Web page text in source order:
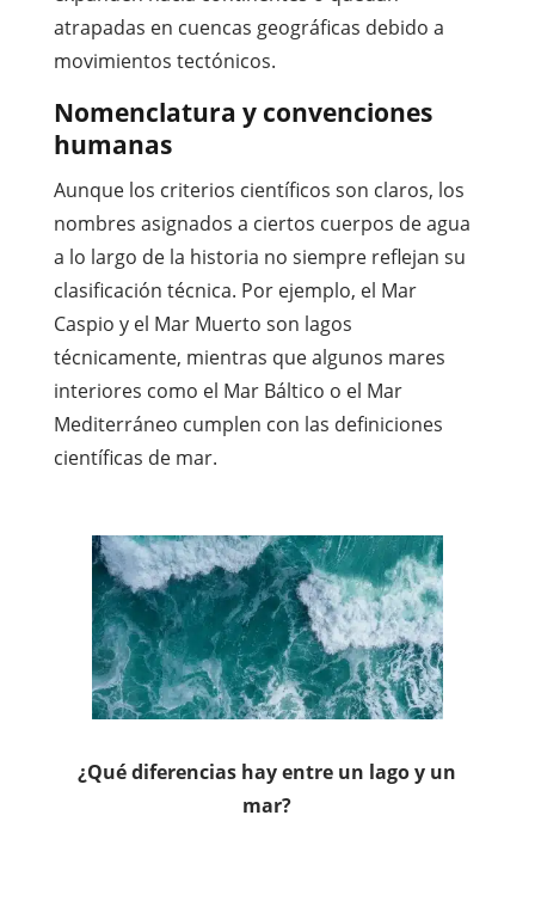
atrapadas en cuencas geográficas debido a
movimientos tectónicos.
Nomenclatura y convenciones
humanas
Aunque los criterios científicos son claros, los
nombres asignados a ciertos cuerpos de agua
a lo largo de la historia no siempre reflejan su
clasificación técnica. Por ejemplo, el Mar
Caspio y el Mar Muerto son lagos
técnicamente, mientras que algunos mares
interiores como el Mar Báltico o el Mar
Mediterráneo cumplen con las definiciones
científicas de mar.
¿Qué diferencias hay entre un lago y un
mar?